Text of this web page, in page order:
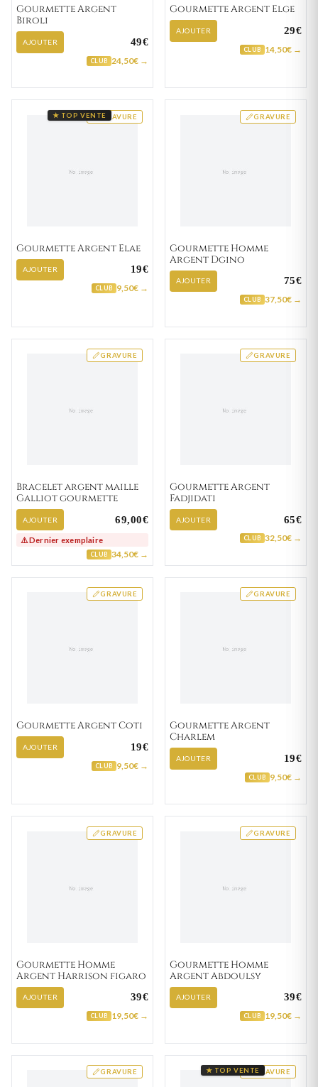
Gourmette Argent
Biroli
AJOUTER 49€
CLUB 24,50€ →
Gourmette Argent Elge
AJOUTER 29€
CLUB 14,50€ →
GRAVURE
★ TOP VENTE
Gourmette Argent Elae
AJOUTER 19€
CLUB 9,50€ →
GRAVURE
Gourmette Homme
Argent Dgino
AJOUTER 75€
CLUB 37,50€ →
GRAVURE
Bracelet argent maille
Galliot gourmette
AJOUTER 69,00€
⚠️ Dernier exemplaire
CLUB 34,50€ →
GRAVURE
Gourmette Argent
Fadjidati
AJOUTER 65€
CLUB 32,50€ →
GRAVURE
Gourmette Argent Coti
AJOUTER 19€
CLUB 9,50€ →
GRAVURE
Gourmette Argent
Charlem
AJOUTER 19€
CLUB 9,50€ →
GRAVURE
Gourmette Homme
Argent Harrison figaro
AJOUTER 39€
CLUB 19,50€ →
GRAVURE
Gourmette Homme
Argent Abdoulsy
AJOUTER 39€
CLUB 19,50€ →
GRAVURE GRAVURE
★ TOP VENTE